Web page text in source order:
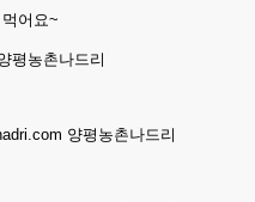
어요~